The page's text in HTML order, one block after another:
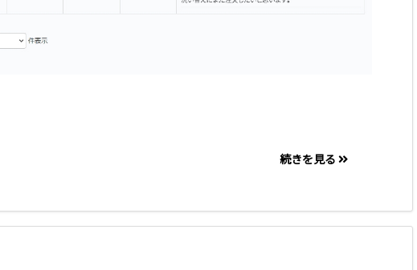
続きを見る